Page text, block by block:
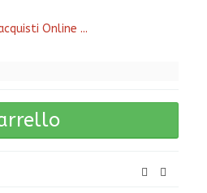
Online ...